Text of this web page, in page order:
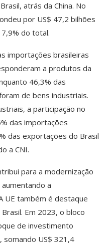
atrás da China. No
por US$ 47,2 bilhões
do total.
importações brasileiras
a produtos da
46,3% das
de bens industriais.
a participação no
das importações
das exportações do Brasil
a CNI.
para a modernização
a
UE também é destaque
Em 2023, o bloco
de investimento
US$ 321,4